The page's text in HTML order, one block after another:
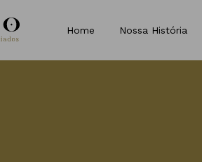
Home Nossa História